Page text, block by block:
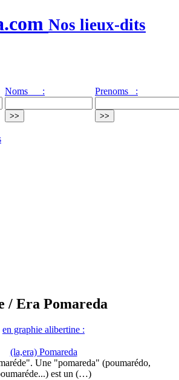
Nos lieux-dits
Noms : Prenoms :
/ Era Pomareda
en graphie alibertine :
(la,era) Pomareda
Une "pomareda" (poumarédo,
est un (…)